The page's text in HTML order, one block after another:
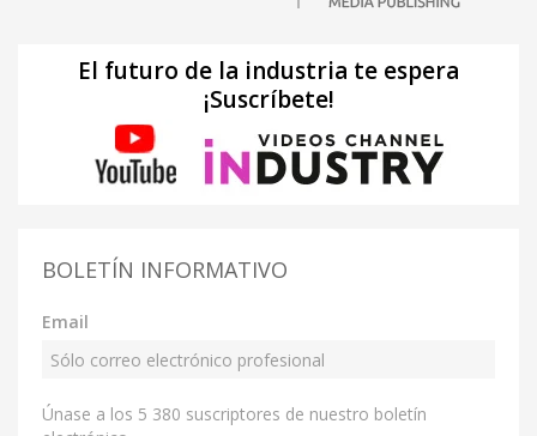
El futuro de la industria te espera
¡Suscríbete!
BOLETÍN INFORMATIVO
Email
Únase a los 5 380 suscriptores de nuestro boletín